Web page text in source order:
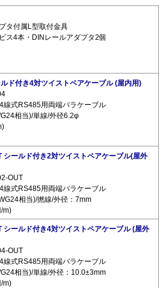
タ付属L型取付金具
ス4本・DINレールアダプタ2個
ド付き4対ツイストペアケーブル (屋内用)
線式RS485用両端バラケーブル
相当)/単線/外径6.2φ
シールド付き2対ツイストペアケーブル(屋外
OUT
線式RS485用両端バラケーブル
相当)/撚線/外径：7mm
m)
シールド付き4対ツイストペアケーブル (屋外
OUT
線式RS485用両端バラケーブル
相当)/単線/外径：10.0±3mm
m)